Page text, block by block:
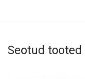
Seotud tooted